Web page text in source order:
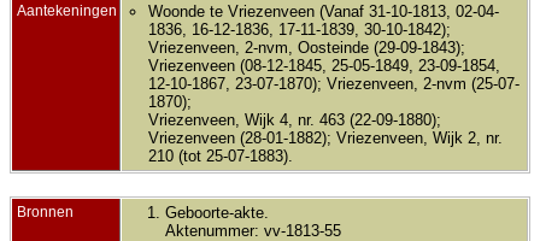
Aantekeningen
Woonde te Vriezenveen (Vanaf 31-10-1813, 02-04-
1836, 16-12-1836, 17-11-1839, 30-10-1842);
Vriezenveen, 2-nvm, Oosteinde (29-09-1843);
Vriezenveen (08-12-1845, 25-05-1849, 23-09-1854,
12-10-1867, 23-07-1870); Vriezenveen, 2-nvm (25-07-
1870);
Vriezenveen, Wijk 4, nr. 463 (22-09-1880);
Vriezenveen (28-01-1882); Vriezenveen, Wijk 2, nr.
210 (tot 25-07-1883).
Bronnen
Geboorte-akte.
Aktenummer: vv-1813-55